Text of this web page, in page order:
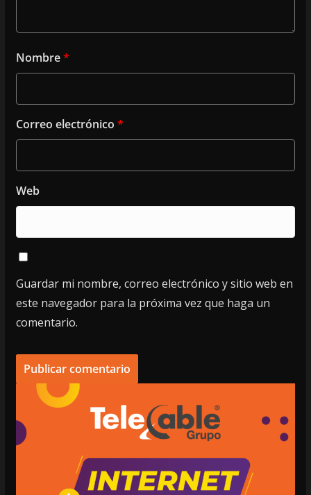
Nombre*
Correo electrónico *
Web
Guardar mi nombre, correo electrónico y sitio web en
este navegador para la próxima vez que haga un
comentario.